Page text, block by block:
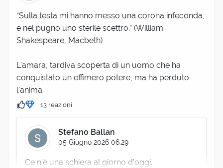
“Sulla testa mi hanno messo una corona infeconda,
e nel pugno uno sterile scettro.” (William
Shakespeare, Macbeth)
L'amara, tardiva scoperta di un uomo che ha
conquistato un effimero potere, ma ha perduto
l'anima.
13 reazioni
Stefano Ballan
05 Giugno 2026 06:29
Ce n'è una schiera al giorno d'oggi.